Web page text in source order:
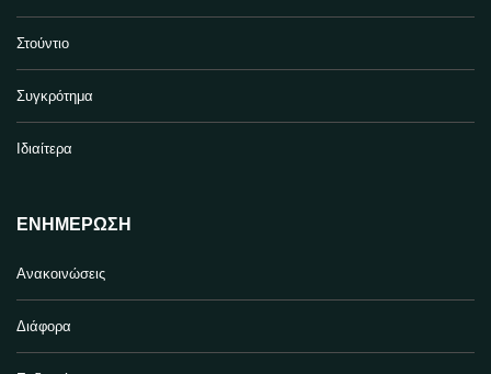
Στούντιο
Συγκρότημα
Ιδιαίτερα
ΕΝΗΜΈΡΩΣΗ
Ανακοινώσεις
Διάφορα